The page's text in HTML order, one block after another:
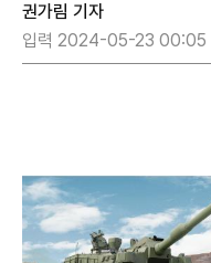
권가림 기자
입력 2024-05-23 00:05